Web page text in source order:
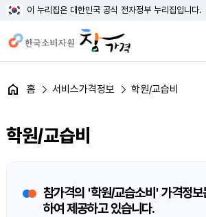
이 누리집은 대한민국 공식 전자정부 누리집입니다.
홈 서비스가격정보 학원/교습비
학원/교습비
참가격의 '학원/교습소비' 가격정보
하여 제공하고 있습니다.